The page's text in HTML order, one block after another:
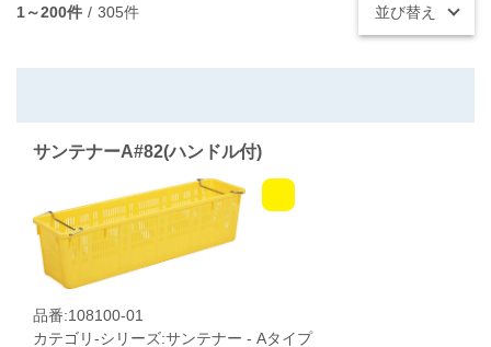
1～200件 / 305件 並び替え
サンテナーA#82(ハンドル付)
品番:108100-01
カテゴリ-シリーズ:サンテナー - Aタイプ